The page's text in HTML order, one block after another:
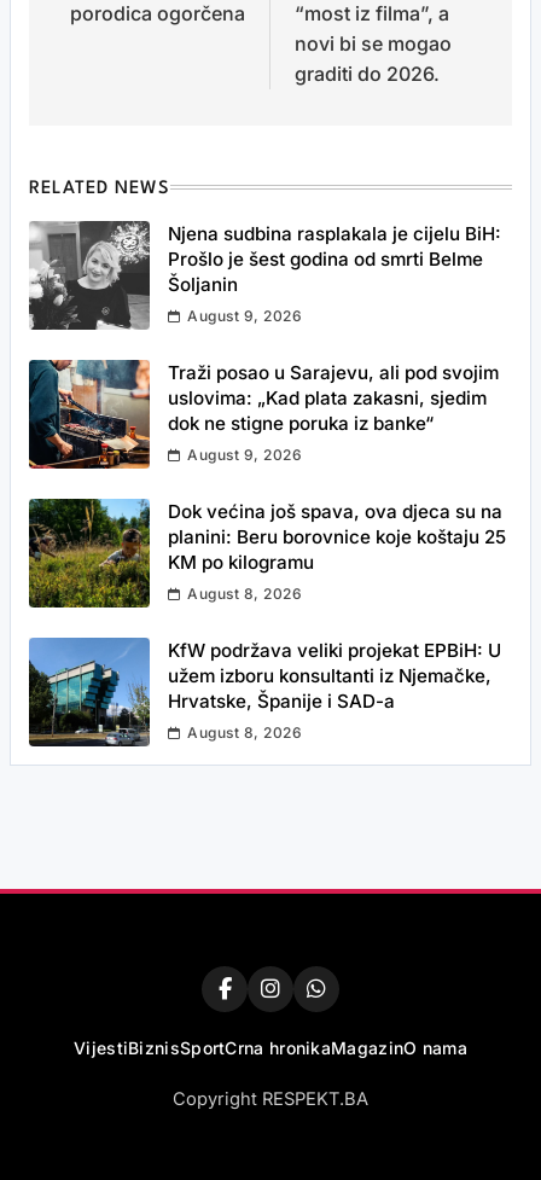
porodica ogorčena
“most iz filma”, a
novi bi se mogao
graditi do 2026.
RELATED NEWS
Njena sudbina rasplakala je cijelu BiH:
Prošlo je šest godina od smrti Belme
Šoljanin
August 9, 2026
Traži posao u Sarajevu, ali pod svojim
uslovima: „Kad plata zakasni, sjedim
dok ne stigne poruka iz banke“
August 9, 2026
Dok većina još spava, ova djeca su na
planini: Beru borovnice koje koštaju 25
KM po kilogramu
August 8, 2026
KfW podržava veliki projekat EPBiH: U
užem izboru konsultanti iz Njemačke,
Hrvatske, Španije i SAD-a
August 8, 2026
VijestiBiznisSportCrna hronikaMagazinO nama
Copyright RESPEKT.BA